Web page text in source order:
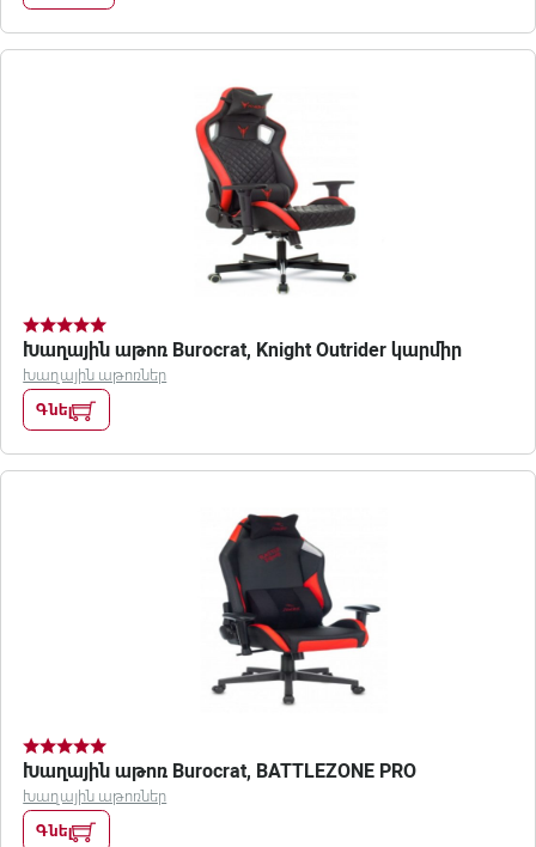
Խաղային աթոռ Burocrat, Knight Outrider կարմիր
Խաղային աթոռներ
Գնել
Խաղային աթոռ Burocrat, BATTLEZONE PRO
Խաղային աթոռներ
Գնել